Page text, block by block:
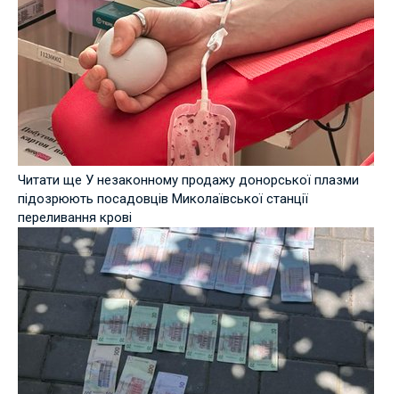
Читати ще У незаконному продажу донорської плазми
підозрюють посадовців Миколаївської станції
переливання крові